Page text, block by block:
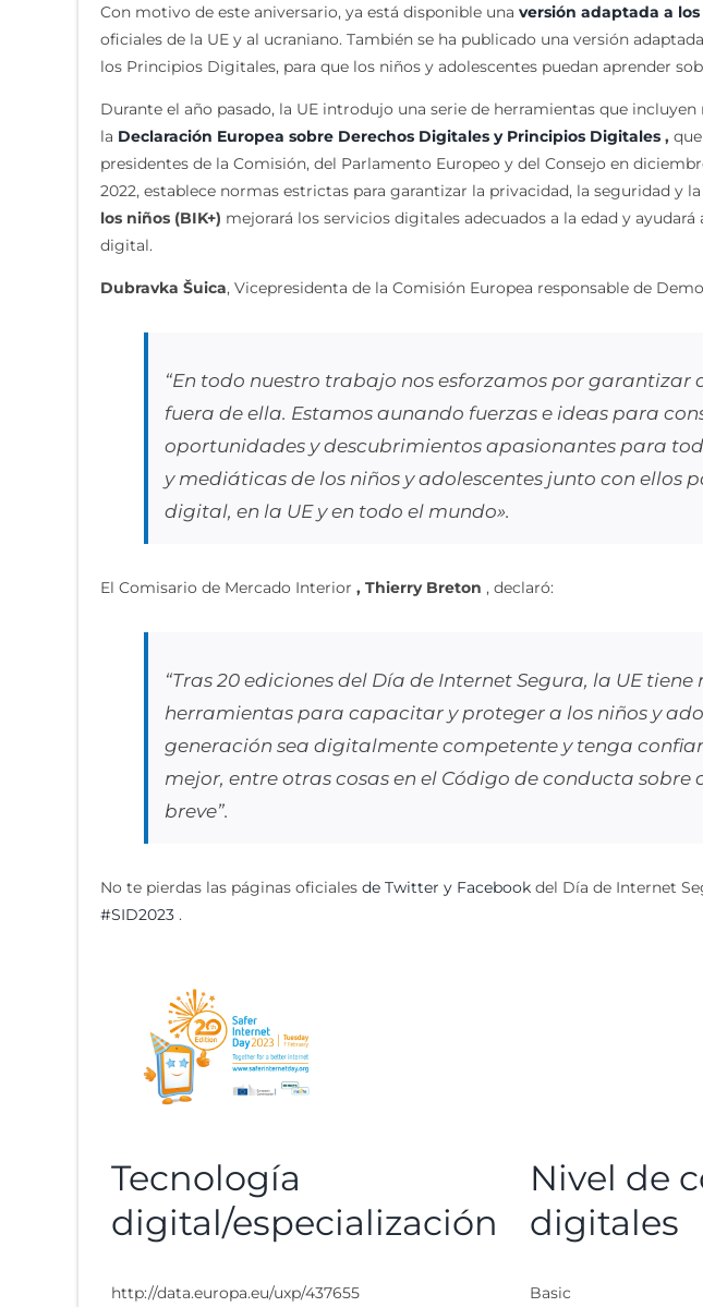
Con motivo de este aniversario, ya está disponible una versión adaptada a
oficiales de la UE y al ucraniano. También se ha publicado una versión
los Principios Digitales, para que los niños y adolescentes puedan aprender
Durante el año pasado, la UE introdujo una serie de herramientas que
la Declaración Europea sobre Derechos Digitales y Principios Digitales ,
presidentes de la Comisión, del Parlamento Europeo y del Consejo en
2022, establece normas estrictas para garantizar la privacidad, la seguridad y
los niños (BIK+) mejorará los servicios digitales adecuados a la edad y
digital.
Dubravka Šuica, Vicepresidenta de la Comisión Europea responsable de
“En todo nuestro trabajo nos esforzamos por
fuera de ella. Estamos aunando fuerzas e ideas para
oportunidades y descubrimientos apasionantes para
y mediáticas de los niños y adolescentes junto con
digital, en la UE y en todo el mundo».
El Comisario de Mercado Interior , Thierry Breton , declaró:
“Tras 20 ediciones del Día de Internet Segura, la UE
herramientas para capacitar y proteger a los niños y
generación sea digitalmente competente y tenga
mejor, entre otras cosas en el Código de conducta
breve”.
No te pierdas las páginas oficiales de Twitter y Facebook del Día de Internet
#SID2023 .
Tecnología
digital/especialización
http://data.europa.eu/uxp/437655
Nivel de
digitales
Basic